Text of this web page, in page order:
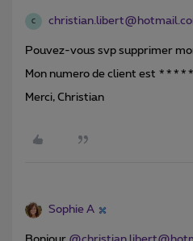
C
Pouvez-vous svp supprimer
Mon numero de client est
Merci, Christian
Sophie A